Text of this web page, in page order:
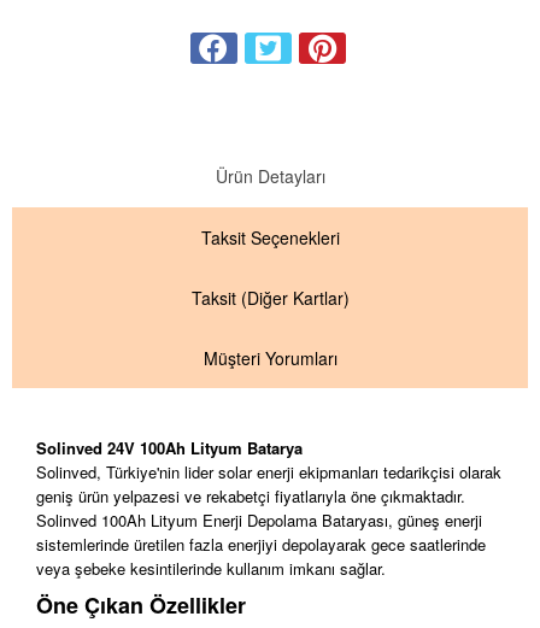
Ürün Detayları
Taksit Seçenekleri
Taksit (Diğer Kartlar)
Müşteri Yorumları
Solinved 24V 100Ah Lityum Batarya
Solinved, Türkiye'nin lider solar enerji ekipmanları tedarikçisi olarak
geniş ürün yelpazesi ve rekabetçi fiyatlarıyla öne çıkmaktadır.
Solinved 100Ah Lityum Enerji Depolama Bataryası, güneş enerji
sistemlerinde üretilen fazla enerjiyi depolayarak gece saatlerinde
veya şebeke kesintilerinde kullanım imkanı sağlar.
Öne Çıkan Özellikler